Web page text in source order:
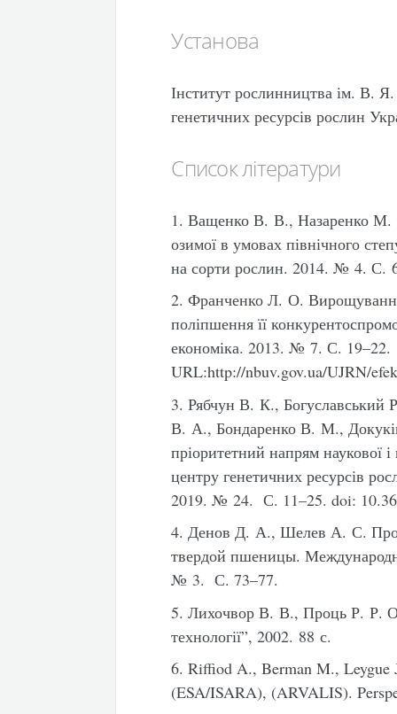
Установа
Інститут рослинництва ім. В.
генетичних ресурсів рослин
Список літератури
1. Ващенко В. В., Назаренко М.
озимої в умовах північного
на сорти рослин. 2014. № 4. С.
2. Франченко Л. О.
поліпшення її
економіка. 2013. № 7. С. 19–22.
URL:http://nbuv.gov.ua/UJRN/
3. Рябчун В. К.,
В. А., Бондаренко В. М.,
пріоритетний напрям наукової
центру генетичних ресурсів
2019. № 24. С. 11–25. doi:
4. Денов Д. А., Шелев А. С.
твердой пшеницы.
№ 3. С. 73–77.
5. Лихочвор В. В., Проць Р. Р.
технології”, 2002. 88 с.
6. Riffiod A., Berman M., Leygue
(ESA/ISARA), (ARVALIS).